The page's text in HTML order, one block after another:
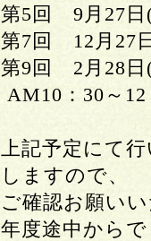
第5回 9
第7回 12
第9回 2月
AM10：30～12
上記予定にて
しますので、
ご確認お願い
年度途中から